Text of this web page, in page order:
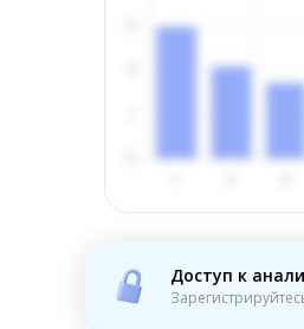
Доступ к